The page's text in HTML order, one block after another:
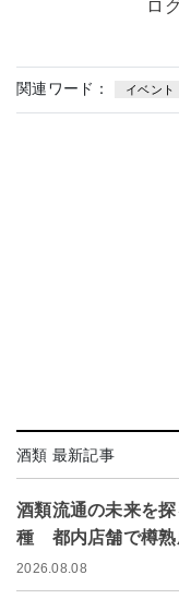
ロ
関連ワード： イベント
酒類 最新記事
酒類流通の未来を
種 都内店舗で樽
2026.08.08